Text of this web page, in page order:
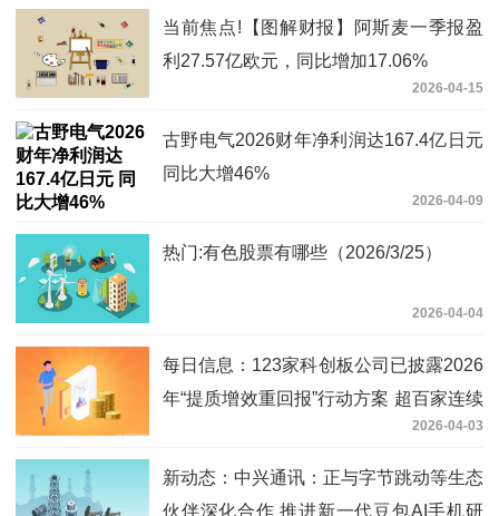
当前焦点!【图解财报】阿斯麦一季报盈
利27.57亿欧元，同比增加17.06%
2026-04-15
古野电气2026财年净利润达167.4亿日元
同比大增46%
2026-04-09
热门:有色股票有哪些（2026/3/25）
2026-04-04
每日信息：123家科创板公司已披露2026
年“提质增效重回报”行动方案 超百家连续
2026-04-03
新动态：中兴通讯：正与字节跳动等生态
伙伴深化合作 推进新一代豆包AI手机研